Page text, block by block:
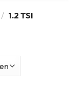
/ 1.2 TSI